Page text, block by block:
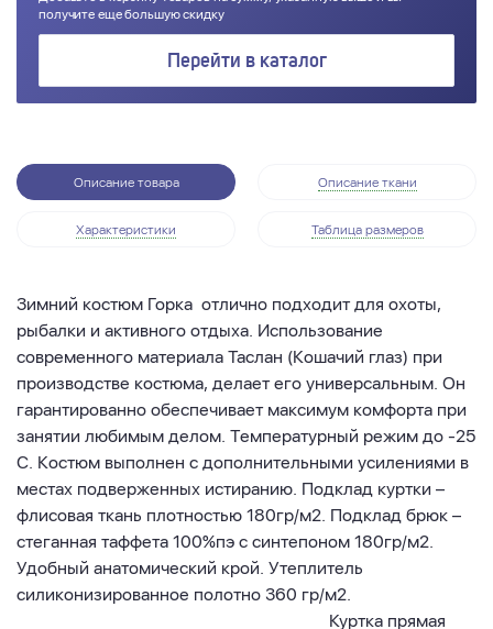
получите еще большую скидку
Перейти в каталог
Описание товара Описание ткани
Характеристики Таблица размеров
Зимний костюм Горка отлично подходит для охоты,
рыбалки и активного отдыха. Использование
современного материала Таслан (Кошачий глаз) при
производстве костюма, делает его универсальным. Он
гарантированно обеспечивает максимум комфорта при
занятии любимым делом. Температурный режим до -25
С. Костюм выполнен с дополнительными усилениями в
местах подверженных истиранию. Подклад куртки –
флисовая ткань плотностью 180гр/м2. Подклад брюк –
стеганная таффета 100%пэ с синтепоном 180гр/м2.
Удобный анатомический крой. Утеплитель
силиконизированное полотно 360 гр/м2.
Куртка прямая